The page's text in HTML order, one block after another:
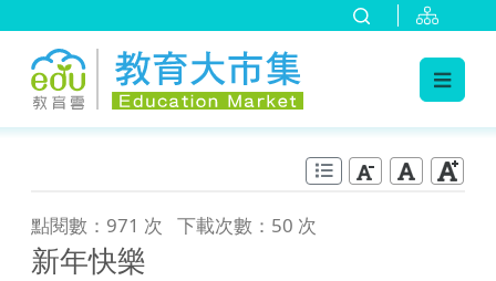
點閱數：971 次 下載次數：50 次
新年快樂